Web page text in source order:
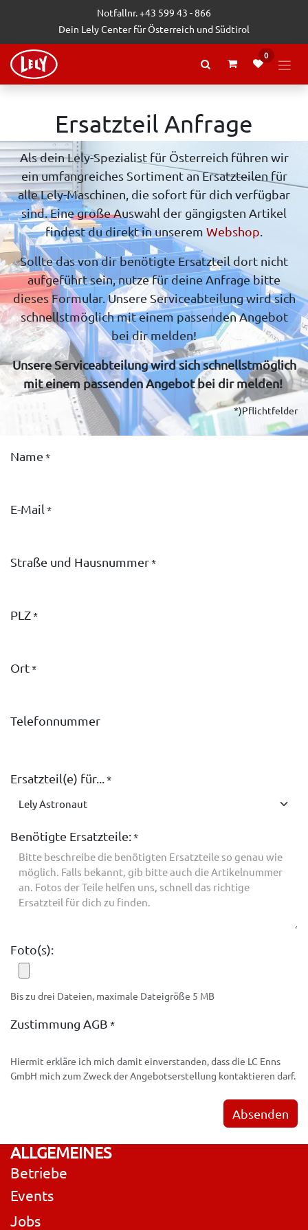
Zum Inhalt springenNotfallnr. +43 599 43 - 866
Dein Lely Center für Österreich und Südtirol
0
Ersatzteil Anfrage
Als dein Lely-Spezialist für Österreich führen wir
ein umfangreiches Sortiment an Ersatzteilen für
alle Lely-Maschinen, die sofort für dich verfügbar
sind. Eine große Auswahl der gängigsten Artikel
findest du direkt in unserem Webshop
Sollte das von dir benötigte Ersatzteil dort nicht
aufgeführt sein, nutze für deine Anfrage bitte
dieses Formular. Unsere Serviceabteilung wird sich
schnellstmöglich mit einem passenden Angebot
bei dir melden!
Unsere Serviceabteilung wird sich schnellstmöglich
mit einem passenden Angebot bei dir melden!
*)Pflichtfelder
Name *
E-Mail *
Straße und Hausnummer*
PLZ*
Ort*
Telefonnummer
Ersatzteil(e) für... *
Benötigte Ersatzteile:*
Foto(s):
Bis zu drei Dateien, maximale Dateigröße 5 MB
Zustimmung AGB *
Hiermit erkläre ich mich damit einverstanden, dass die LC Enns
GmbH mich zum Zweck der Angebotserstellung kontaktieren darf.
Absenden
ALLGEMEINES
Betriebe
Events
Jobs